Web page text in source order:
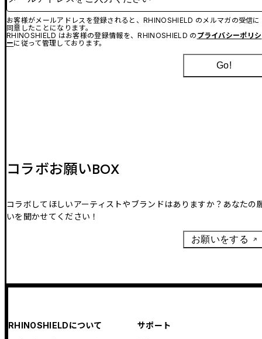
お客様がメールアドレスを登録されると、RHINOSHIELD のメルマガの受信に
同意したことになります。
RHINOSHIELD はお客様の登録情報を、RHINOSHIELD の プライバシーポリシ
ーに従って管理しております。
Go!
コラボお願いBOX
コラボしてほしいアーティストやブランドはありますか？あなたの
いを聞かせてください！
お願いをする
RHINOSHIELDについて サポート